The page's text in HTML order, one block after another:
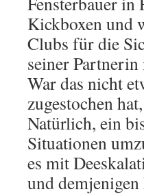
Kickboxen und
Clubs für die
seiner
War das nicht
zugestochen
Natürlich, ein
Situationen
es mit
und